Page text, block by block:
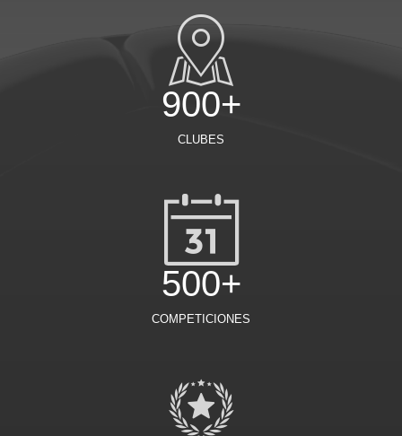
900+
CLUBES
500+
COMPETICIONES